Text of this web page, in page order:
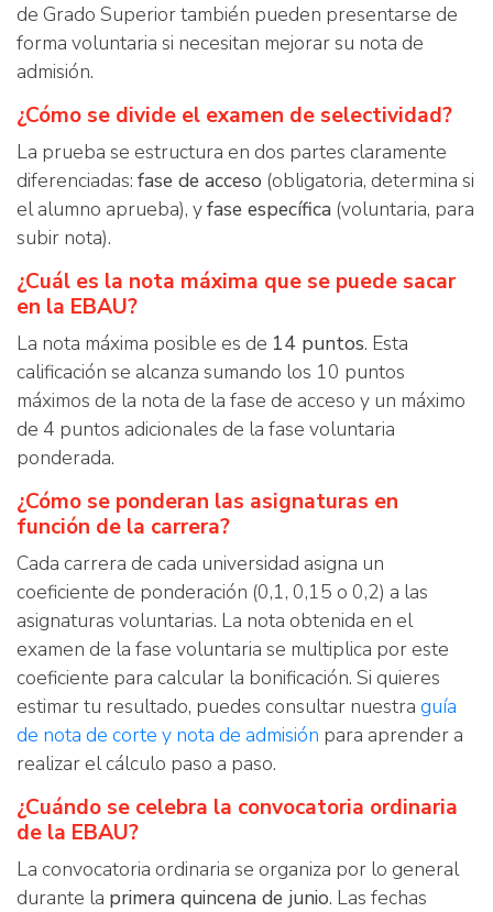
de Grado Superior también pueden presentarse de
forma voluntaria si necesitan mejorar su nota de
admisión.
¿Cómo se divide el examen de selectividad?
La prueba se estructura en dos partes claramente
diferenciadas: fase de acceso (obligatoria, determina si
el alumno aprueba), yfase específica (voluntaria, para
subir nota).
¿Cuál es la nota máxima que se puede sacar
en la EBAU?
La nota máxima posible es de 14 puntos. Esta
calificación se alcanza sumando los 10 puntos
máximos de la nota de la fase de acceso y un máximo
de 4 puntos adicionales de la fase voluntaria
ponderada.
¿Cómo se ponderan las asignaturas en
función de la carrera?
Cada carrera de cada universidad asigna un
coeficiente de ponderación (0,1, 0,15 o 0,2) a las
asignaturas voluntarias. La nota obtenida en el
examen de la fase voluntaria se multiplica por este
coeficiente para calcular la bonificación. Si quieres
estimar tu resultado, puedes consultar nuestra guía
de nota de corte y nota de admisión para aprender a
realizar el cálculo paso a paso.
¿Cuándo se celebra la convocatoria ordinaria
de la EBAU?
La convocatoria ordinaria se organiza por lo general
durante la primera quincena de junio. Las fechas